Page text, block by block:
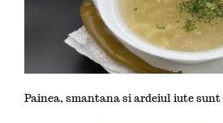
Painea, smantana si ardeiul iute sunt